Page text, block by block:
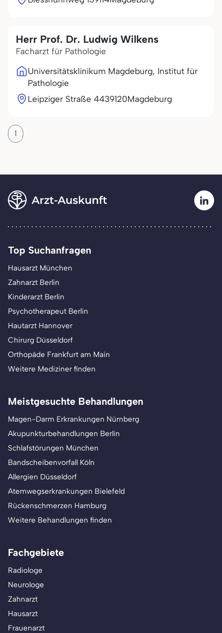
Herr Prof. Dr. Ludwig Wilkens
Facharzt für Pathologie
Universitätsklinikum Magdeburg, Institut für
Pathologie
Leipziger Straße 4439120Magdeburg
1
Top Suchanfragen
Hausarzt München
Zahnarzt Berlin
Kinderarzt Berlin
Psychotherapeut Berlin
Hautarzt Hannover
Chirurg Düsseldorf
Orthopäde Frankfurt am Main
Weitere Mediziner finden
Meistgesuchte Behandlungen
Magen-Darm Erkrankungen Nürnberg
Akupunkturbehandlungen Berlin
Schlafstörungen München
Bandscheibenvorfall Köln
Allergien Düsseldorf
Atemwegserkrankungen Bielefeld
Rückenschmerzen Hamburg
Weitere Behandlungen finden
Fachgebiete
Radiologe
Neurologe
Zahnarzt
Hausarzt
Frauenarzt